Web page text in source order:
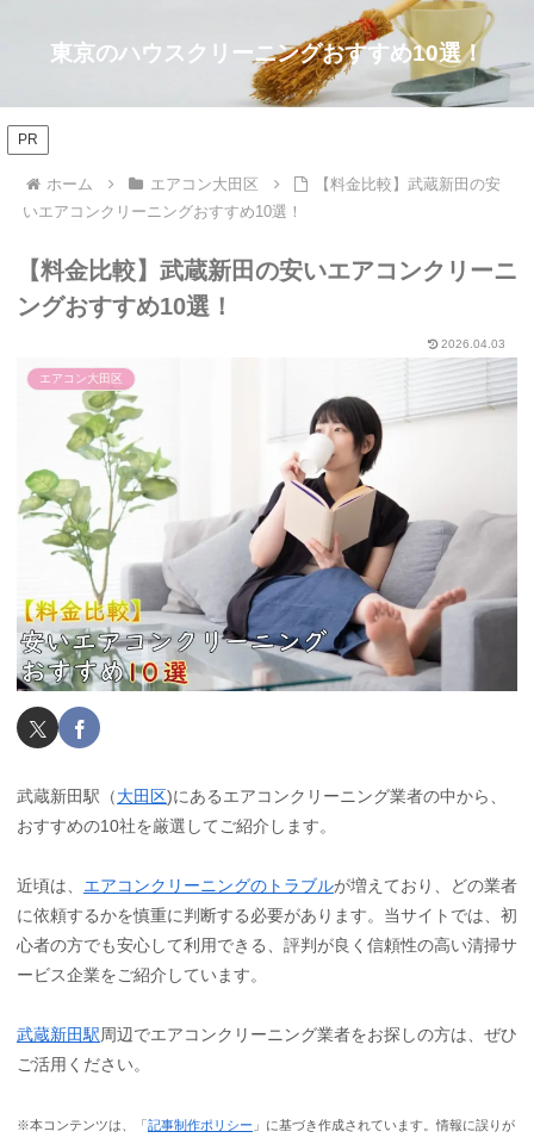
東京のハウスクリーニングおすすめ10選！
PR
ホーム エアコン大田区
【料金比較】武蔵新田の安
いエアコンクリーニングおすすめ10選！
【料金比較】武蔵新田の安いエアコンクリーニ
ングおすすめ10選！
2026.04.03
エアコン大田区
武蔵新田駅（大田区)にあるエアコンクリーニング業者の中から、
おすすめの10社を厳選してご紹介します。
近頃は、 エアコンクリーニングのトラブルが増えており、どの業者
に依頼するかを慎重に判断する必要があります。当サイトでは、初
心者の方でも安心して利用できる、評判が良く信頼性の高い清掃サ
ービス企業をご紹介しています。
武蔵新田駅 周辺でエアコンクリーニング業者をお探しの方は、ぜひ
ご活用ください。
※本コンテンツは、「記事制作ポリシー 」に基づき作成されています。情報に誤りが